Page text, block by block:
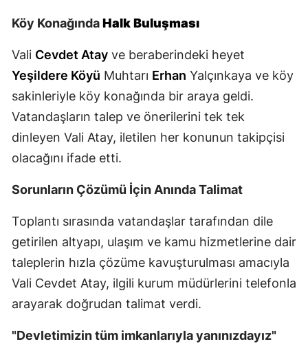
Kırklareli
Kırşehir
Kocaeli
Kütahya
Malatya
Manisa
Kahramanmaraş
Mardin
Köy KonağındaHalk Buluşması
Vali Cevdet Atay ve beraberindeki heyet
Yeşildere Köyü Muhtarı Erhan Yalçınkaya ve köy
sakinleriyle köy konağında bir araya geldi.
Vatandaşların talep ve önerilerini tek tek
dinleyen Vali Atay, iletilen her konunun takipçisi
olacağını ifade etti.
Sorunların Çözümü İçin Anında Talimat
Toplantı sırasında vatandaşlar tarafından dile
getirilen altyapı, ulaşım ve kamu hizmetlerine dair
taleplerin hızla çözüme kavuşturulması amacıyla
Vali Cevdet Atay, ilgili kurum müdürlerini telefonla
arayarak doğrudan talimat verdi.
"Devletimizin tüm imkanlarıyla yanınızdayız"